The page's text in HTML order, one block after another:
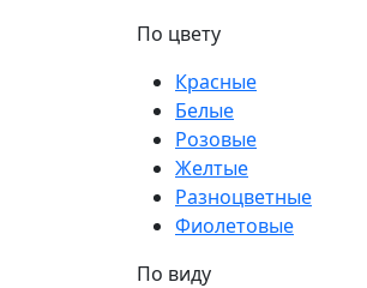
По цвету
Красные
Белые
Розовые
Желтые
Разноцветные
Фиолетовые
По виду